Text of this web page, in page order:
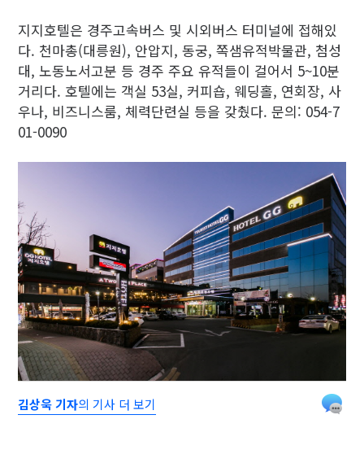
지지호텔은 경주고속버스 및 시외버스 터미널에 접해있
다. 천마총(대릉원), 안압지, 동궁, 쪽샘유적박물관, 첨성
대, 노동노서고분 등 경주 주요 유적들이 걸어서 5~10분
거리다. 호텔에는 객실 53실, 커피숍, 웨딩홀, 연회장, 사
우나, 비즈니스룸, 체력단련실 등을 갖췄다. 문의: 054-7
01-0090
김상욱 기자의 기사 더 보기